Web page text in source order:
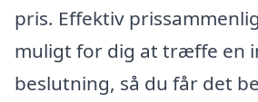
pris. Effektiv
muligt for dig at træffe en
beslutning, så du får det